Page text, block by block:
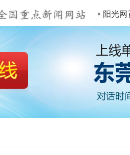
阳光网